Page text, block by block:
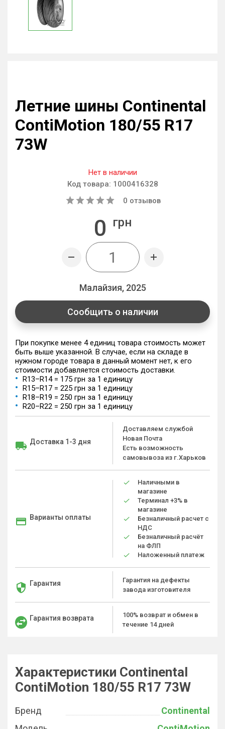
Летние шины Continental
ContiMotion 180/55 R17
73W
Нет в наличии
Код товара: 1000416328
0 отзывов
0 грн
Малайзия, 2025
Сообщить о наличии
При покупке менее 4 единиц товара стоимость может
быть выше указанной. В случае, если на складе в
нужном городе товара в данный момент нет, к его
стоимости добавляется стоимость доставки.
R13–R14 = 175 грн за 1 единицу
R15–R17 = 225 грн за 1 единицу
R18–R19 = 250 грн за 1 единицу
R20–R22 = 250 грн за 1 единицу
Доставка 1-3 дня
Доставляем службой
Новая Почта
Есть возможность
самовывоза из г.Харьков
Варианты оплаты
Наличными в
магазине
Терминал +3% в
магазине
Безналичный расчет с
НДС
Безналичный расчёт
на ФЛП
Наложенный платеж
Гарантия
Гарантия на дефекты
завода изготовителя
Гарантия возврата
100% возврат и обмен в
течение 14 дней
Характеристики Continental
ContiMotion 180/55 R17 73W
Бренд
Continental